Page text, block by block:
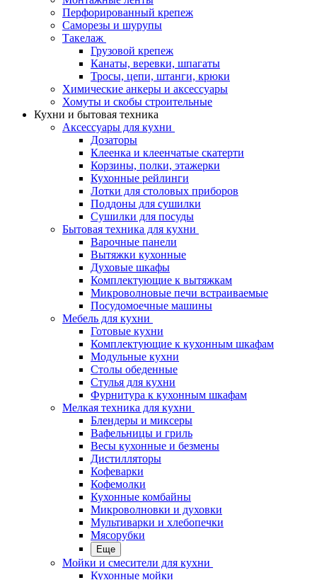
Перфорированный крепеж
Саморезы и шурупы
Такелаж
Грузовой крепеж
Канаты, веревки, шпагаты
Тросы, цепи, штанги, крюки
Химические анкеры и аксессуары
Хомуты и скобы строительные
Кухни и бытовая техника
Аксессуары для кухни
Дозаторы
Клеенка и клеенчатые скатерти
Корзины, полки, этажерки
Кухонные рейлинги
Лотки для столовых приборов
Поддоны для сушилки
Сушилки для посуды
Бытовая техника для кухни
Варочные панели
Вытяжки кухонные
Духовые шкафы
Комплектующие к вытяжкам
Микроволновые печи встраиваемые
Посудомоечные машины
Мебель для кухни
Готовые кухни
Комплектующие к кухонным шкафам
Модульные кухни
Столы обеденные
Стулья для кухни
Фурнитура к кухонным шкафам
Мелкая техника для кухни
Блендеры и миксеры
Вафельницы и гриль
Весы кухонные и безмены
Дистилляторы
Кофеварки
Кофемолки
Кухонные комбайны
Микроволновки и духовки
Мультиварки и хлебопечки
Мясорубки
Еще
Мойки и смесители для кухни
Кухонные мойки